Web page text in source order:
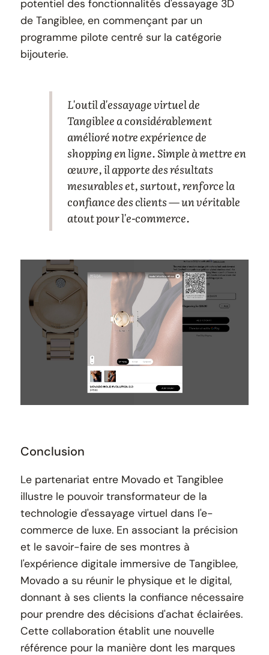
potentiel des fonctionnalités d'essayage 3D
de Tangiblee, en commençant par un
programme pilote centré sur la catégorie
bijouterie.
L'outil d'essayage virtuel de
Tangiblee a considérablement
amélioré notre expérience de
shopping en ligne. Simple à mettre en
œuvre, il apporte des résultats
mesurables et, surtout, renforce la
confiance des clients — un véritable
atout pour l'e-commerce.
Conclusion
Le partenariat entre Movado et Tangiblee
illustre le pouvoir transformateur de la
technologie d'essayage virtuel dans l'e-
commerce de luxe. En associant la précision
et le savoir-faire de ses montres à
l'expérience digitale immersive de Tangiblee,
Movado a su réunir le physique et le digital,
donnant à ses clients la confiance nécessaire
pour prendre des décisions d'achat éclairées.
Cette collaboration établit une nouvelle
référence pour la manière dont les marques